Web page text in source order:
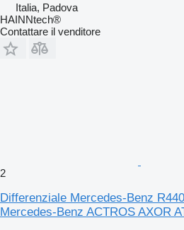
Italia, Padova
HAINNtech®
Contattare il venditore
2
Differenziale Mercedes-Benz
Mercedes-Benz ACTROS AXOR